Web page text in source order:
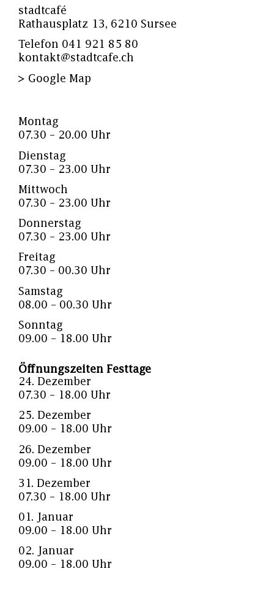
stadtcafé
Rathausplatz 13, 6210 Sursee
Telefon 041 921 85 80
kontakt@stadtcafe.ch
> Google Map
Montag
07.30 – 20.00 Uhr
Dienstag
07.30 – 23.00 Uhr
Mittwoch
07.30 – 23.00 Uhr
Donnerstag
07.30 – 23.00 Uhr
Freitag
07.30 – 00.30 Uhr
Samstag
08.00 – 00.30 Uhr
Sonntag
09.00 – 18.00 Uhr
Öffnungszeiten Festtage
24. Dezember
07.30 – 18.00 Uhr
25. Dezember
09.00 – 18.00 Uhr
26. Dezember
09.00 – 18.00 Uhr
31. Dezember
07.30 – 18.00 Uhr
01. Januar
09.00 – 18.00 Uhr
02. Januar
09.00 – 18.00 Uhr